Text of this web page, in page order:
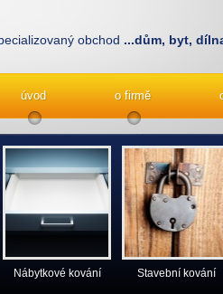
úvod o firmě
obchod ...dům, byt,
Nábytkové kování Stavební kování